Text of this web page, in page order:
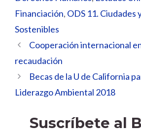
Financiación, ODS 11. Ciudades
Sostenibles
Cooperación internacional
recaudación
Becas de la U de California
Liderazgo Ambiental 2018
Suscríbete al